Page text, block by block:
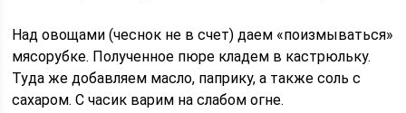
Над овощами (чеснок не в счет) даем «поизмываться»
мясорубке. Полученное пюре кладем в кастрюльку.
Туда же добавляем масло, паприку, а также соль с
сахаром. С часик варим на слабом огне.